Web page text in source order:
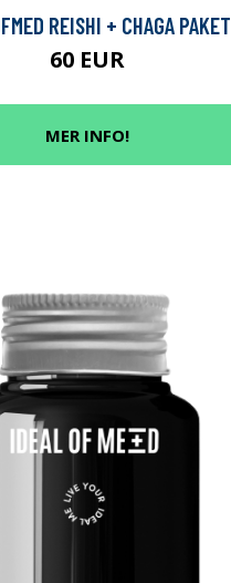
REISHI + CHAGA PAKET
60 EUR
MER INFO!